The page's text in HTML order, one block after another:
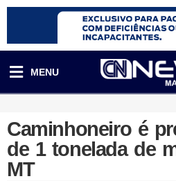
MENU
Caminhoneiro é
de 1 tonelada de
MT